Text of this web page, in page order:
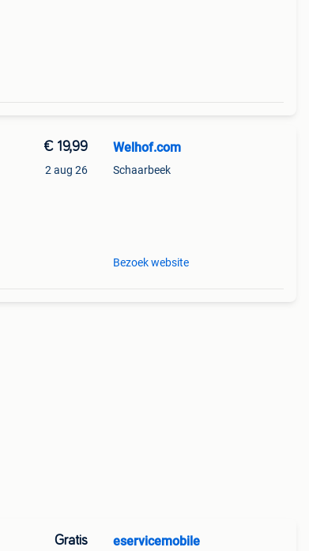
€ 19,99
2 aug 26
Welhof.com
Schaarbeek
Bezoek website
Gratis eservicemobile